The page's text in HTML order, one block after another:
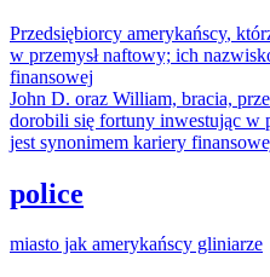
Przedsiębiorcy amerykańscy,
w przemysł naftowy; ich
finansowej
John D. oraz William, bracia,
dorobili się fortuny inwestując w
jest synonimem kariery
police
miasto jak amerykańscy gliniarze